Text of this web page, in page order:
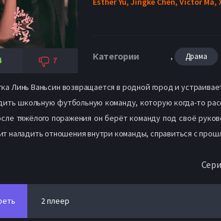
7 Категории , Драма
Линь Ваньсин возвращается в родной город и
школьную футбольную команду, которую когда-то
тяжёлого поражения он берёт команду под своё
наладить отношения внутри команды, справиться с
2 плеер